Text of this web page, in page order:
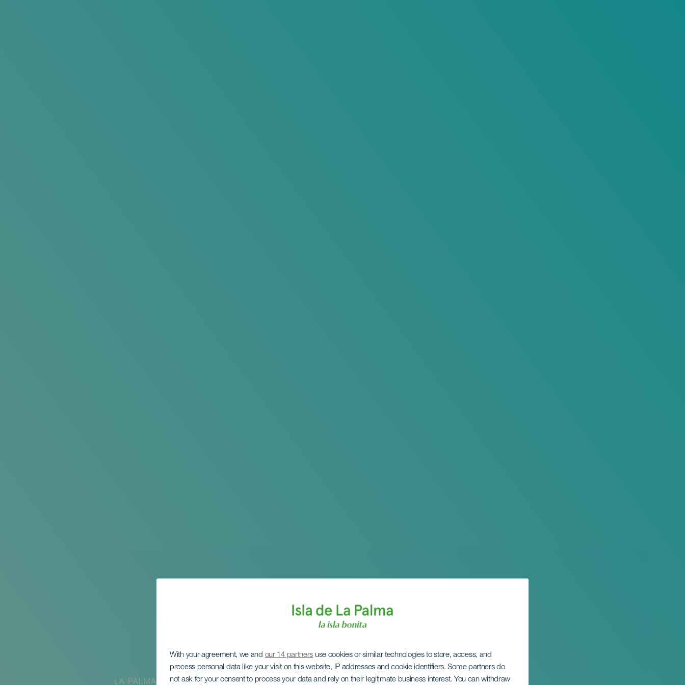
With your agreement, we and our 14 partners use cookies or similar technologies to store, access, and
process personal data like your visit on this website, IP addresses and cookie identifiers. Some partners do
not ask for your consent to process your data and rely on their legitimate business interest. You can withdraw
LA PALMA